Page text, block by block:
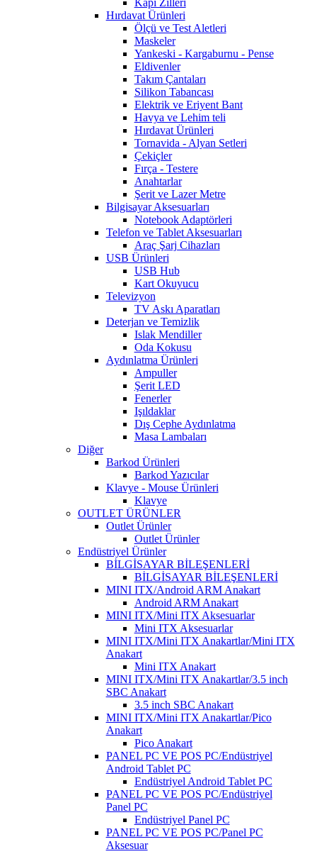
Kapı Zilleri
Hırdavat Ürünleri
Ölçü ve Test Aletleri
Maskeler
Yankeski - Kargaburnu - Pense
Eldivenler
Takım Çantaları
Silikon Tabancası
Elektrik ve Eriyent Bant
Havya ve Lehim teli
Hırdavat Ürünleri
Tornavida - Alyan Setleri
Çekiçler
Fırça - Testere
Anahtarlar
Şerit ve Lazer Metre
Bilgisayar Aksesuarları
Notebook Adaptörleri
Telefon ve Tablet Aksesuarları
Araç Şarj Cihazları
USB Ürünleri
USB Hub
Kart Okuyucu
Televizyon
TV Askı Aparatları
Deterjan ve Temizlik
Islak Mendiller
Oda Kokusu
Aydınlatma Ürünleri
Ampuller
Şerit LED
Fenerler
Işıldaklar
Dış Cephe Aydınlatma
Masa Lambaları
Diğer
Barkod Ürünleri
Barkod Yazıcılar
Klavye - Mouse Ürünleri
Klavye
OUTLET ÜRÜNLER
Outlet Ürünler
Outlet Ürünler
Endüstriyel Ürünler
BİLGİSAYAR BİLEŞENLERİ
BİLGİSAYAR BİLEŞENLERİ
MINI ITX/Android ARM Anakart
Android ARM Anakart
MINI ITX/Mini ITX Aksesuarlar
Mini ITX Aksesuarlar
MINI ITX/Mini ITX Anakartlar/Mini ITX
Anakart
Mini ITX Anakart
MINI ITX/Mini ITX Anakartlar/3.5 inch
SBC Anakart
3.5 inch SBC Anakart
MINI ITX/Mini ITX Anakartlar/Pico
Anakart
Pico Anakart
PANEL PC VE POS PC/Endüstriyel
Android Tablet PC
Endüstriyel Android Tablet PC
PANEL PC VE POS PC/Endüstriyel
Panel PC
Endüstriyel Panel PC
PANEL PC VE POS PC/Panel PC
Aksesuar